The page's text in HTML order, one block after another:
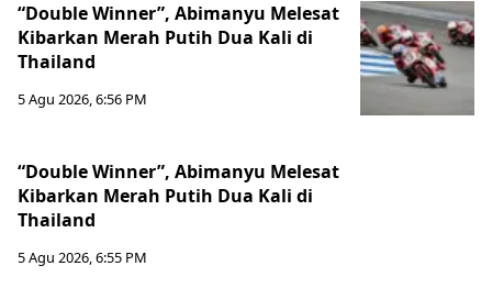
“Double Winner”, Abimanyu Melesat
Kibarkan Merah Putih Dua Kali di
Thailand
5 Agu 2026, 6:56 PM
“Double Winner”, Abimanyu Melesat
Kibarkan Merah Putih Dua Kali di
Thailand
5 Agu 2026, 6:55 PM